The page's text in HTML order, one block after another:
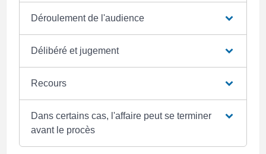
Déroulement de l'audience
Délibéré et jugement
Recours
Dans certains cas, l'affaire peut se terminer
avant le procès